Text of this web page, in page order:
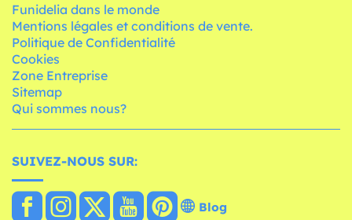
Funidelia dans le monde
Mentions légales et conditions de vente.
Politique de Confidentialité
Cookies
Zone Entreprise
Sitemap
Qui sommes nous?
SUIVEZ-NOUS SUR:
Blog